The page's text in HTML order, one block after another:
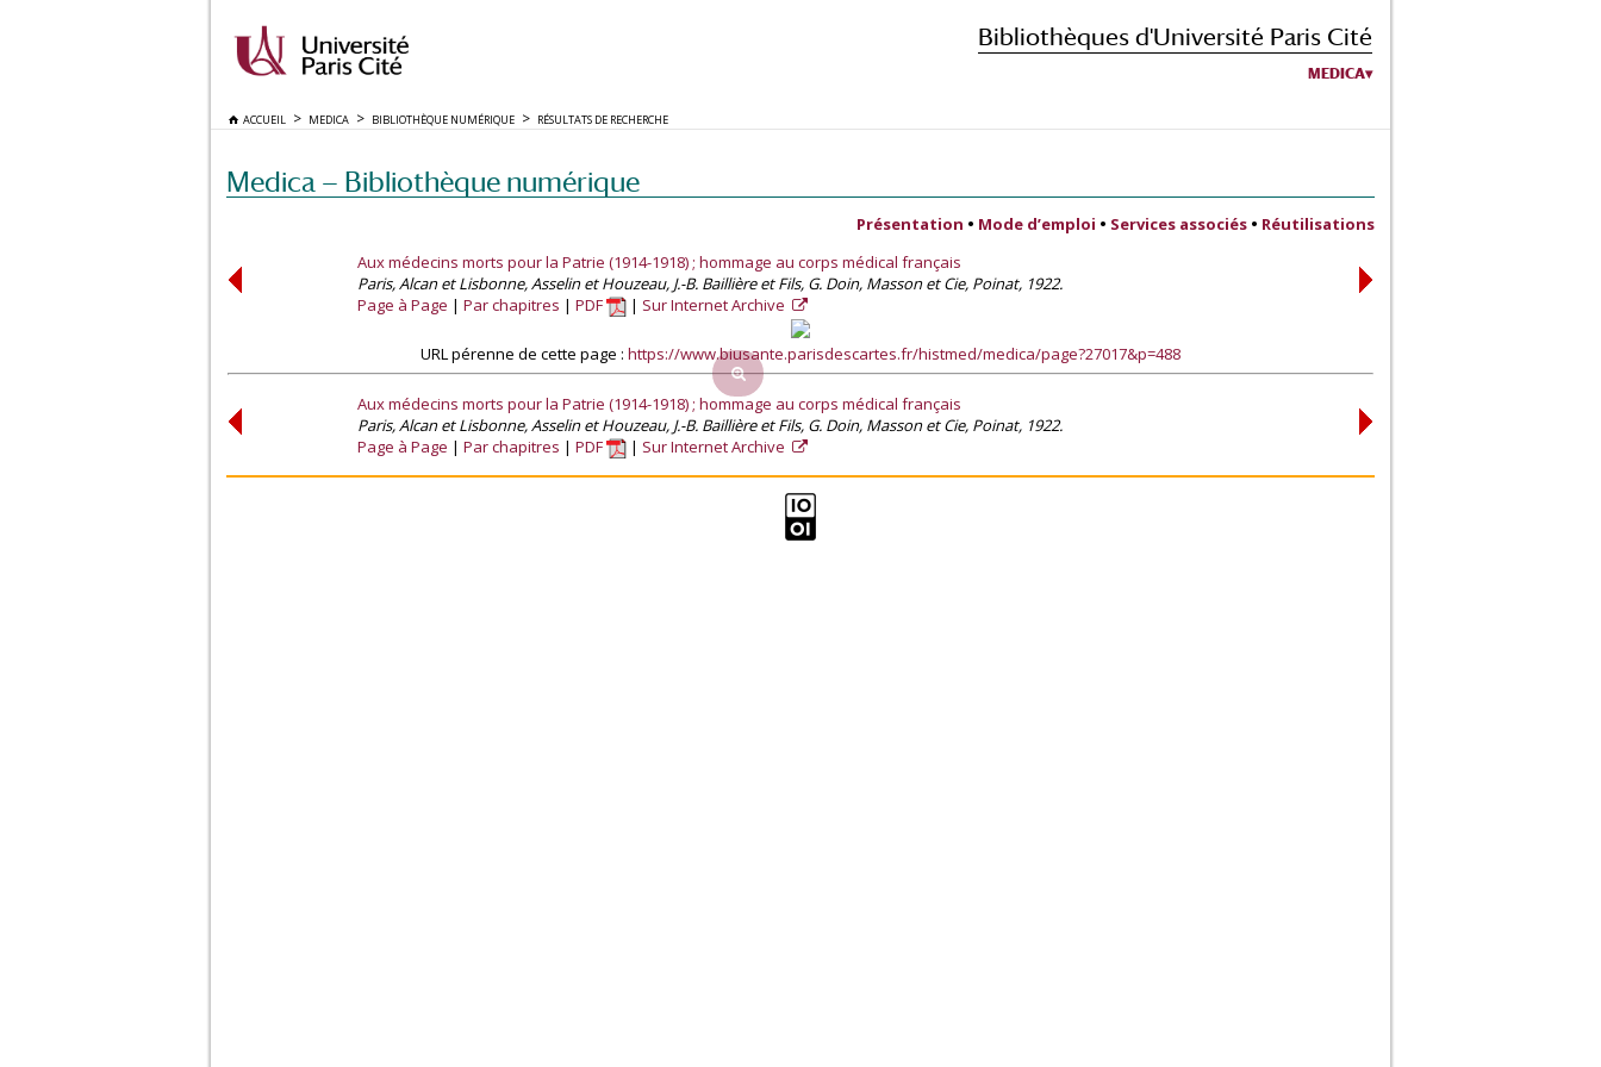
Bibliothèques d'Université Paris Cité
MEDICA
ACCUEIL MEDICA BIBLIOTHÈQUE NUMÉRIQUE RÉSULTATS DE RECHERCHE
Medica — Bibliothèque numérique
Présentation • Mode d’emploi • Services associés • Réutilisations
Aux médecins morts pour la Patrie (1914-1918) ; hommage au corps médical français
Paris, Alcan et Lisbonne, Asselin et Houzeau, J.-B. Baillière et Fils, G. Doin, Masson et Cie, Poinat, 1922.
Page à Page
Par chapitres PDF Sur Internet Archive
URL pérenne de cette page : https://www.biusante.parisdescartes.fr/histmed/medica/page?27017&p=488
Aux médecins morts pour la Patrie (1914-1918) ; hommage au corps médical français
Paris, Alcan et Lisbonne, Asselin et Houzeau, J.-B. Baillière et Fils, G. Doin, Masson et Cie, Poinat, 1922.
Page à Page
Par chapitres PDF Sur Internet Archive